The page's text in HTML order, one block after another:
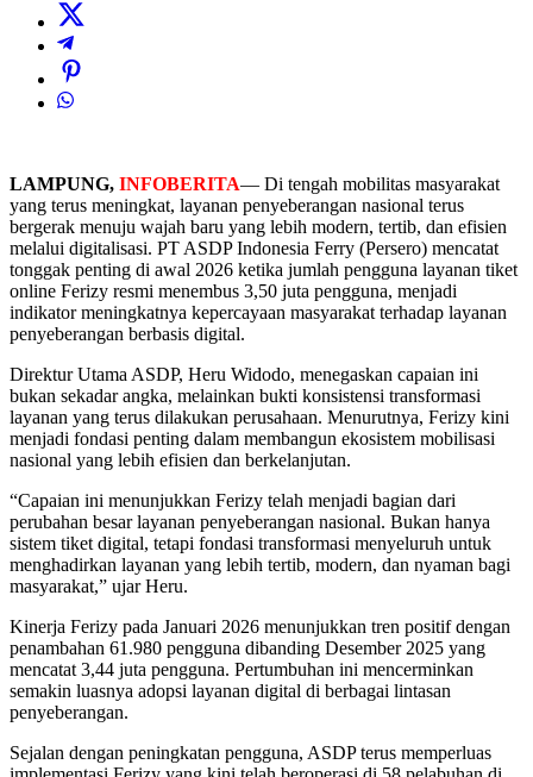
LAMPUNG, INFOBERITA— Di tengah mobilitas masyarakat
yang terus meningkat, layanan penyeberangan nasional terus
bergerak menuju wajah baru yang lebih modern, tertib, dan efisien
melalui digitalisasi. PT ASDP Indonesia Ferry (Persero) mencatat
tonggak penting di awal 2026 ketika jumlah pengguna layanan tiket
online Ferizy resmi menembus 3,50 juta pengguna, menjadi
indikator meningkatnya kepercayaan masyarakat terhadap layanan
penyeberangan berbasis digital.
Direktur Utama ASDP, Heru Widodo, menegaskan capaian ini
bukan sekadar angka, melainkan bukti konsistensi transformasi
layanan yang terus dilakukan perusahaan. Menurutnya, Ferizy kini
menjadi fondasi penting dalam membangun ekosistem mobilisasi
nasional yang lebih efisien dan berkelanjutan.
“Capaian ini menunjukkan Ferizy telah menjadi bagian dari
perubahan besar layanan penyeberangan nasional. Bukan hanya
sistem tiket digital, tetapi fondasi transformasi menyeluruh untuk
menghadirkan layanan yang lebih tertib, modern, dan nyaman bagi
masyarakat,” ujar Heru.
Kinerja Ferizy pada Januari 2026 menunjukkan tren positif dengan
penambahan 61.980 pengguna dibanding Desember 2025 yang
mencatat 3,44 juta pengguna. Pertumbuhan ini mencerminkan
semakin luasnya adopsi layanan digital di berbagai lintasan
penyeberangan.
Sejalan dengan peningkatan pengguna, ASDP terus memperluas